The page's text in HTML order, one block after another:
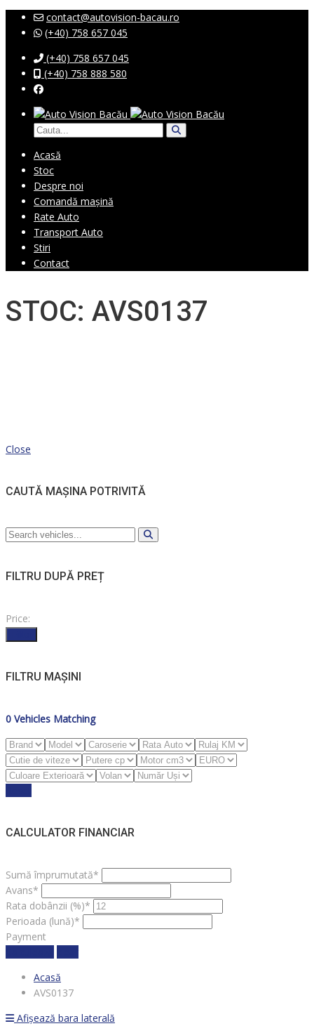
contact@autovision-bacau.ro
(+40) 758 657 045
(+40) 758 657 045
(+40) 758 888 580
Acasă
Stoc
Despre noi
Comandă mașină
Rate Auto
Transport Auto
Stiri
Contact
STOC: AVS0137
Close
CAUTĂ MAȘINA POTRIVITĂ
FILTRU DUPĂ PREȚ
Price:
FILTRU MAȘINI
0 Vehicles Matching
CALCULATOR FINANCIAR
Sumă împrumutată*
Avans*
Rata dobânzii (%)*
Perioada (lună)*
Payment
Acasă
AVS0137
Afișează bara laterală